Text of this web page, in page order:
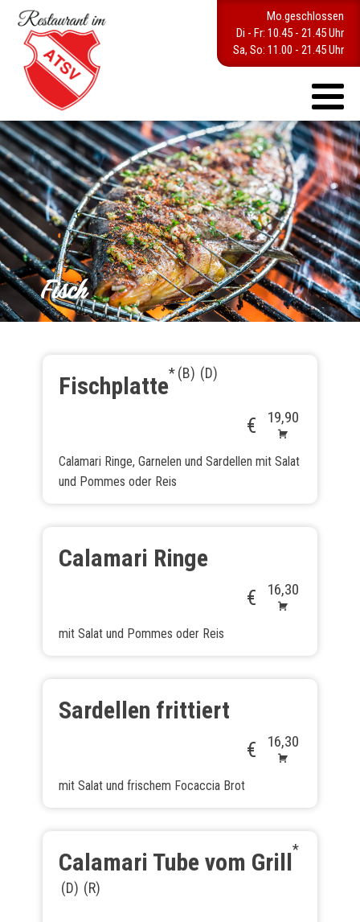
Mo.geschlossen
Di - Fr: 10.45 - 21.45 Uhr
Sa, So: 11.00 - 21.45 Uhr
Fisch
Fischplatte B D
€ 19,90
Calamari Ringe, Garnelen und Sardellen mit Salat
und Pommes oder Reis
Calamari Ringe
€ 16,30
mit Salat und Pommes oder Reis
Sardellen frittiert
€ 16,30
mit Salat und frischem Focaccia Brot
Calamari Tube vom Grill
D R